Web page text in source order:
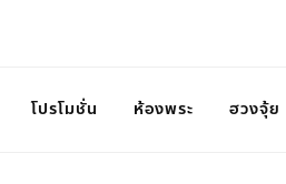
โปรโมชั่น ห้องพระ ฮวงจุ้ย